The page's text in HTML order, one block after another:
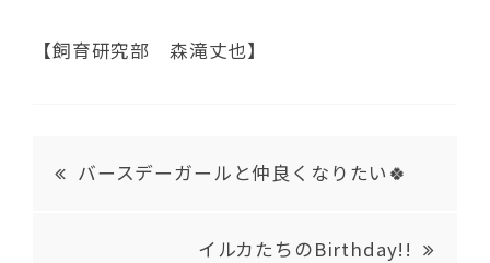
【飼育研究部 森滝丈也】
バースデーガールと仲良くなりたい🍀
イルカたちのBirthday!!